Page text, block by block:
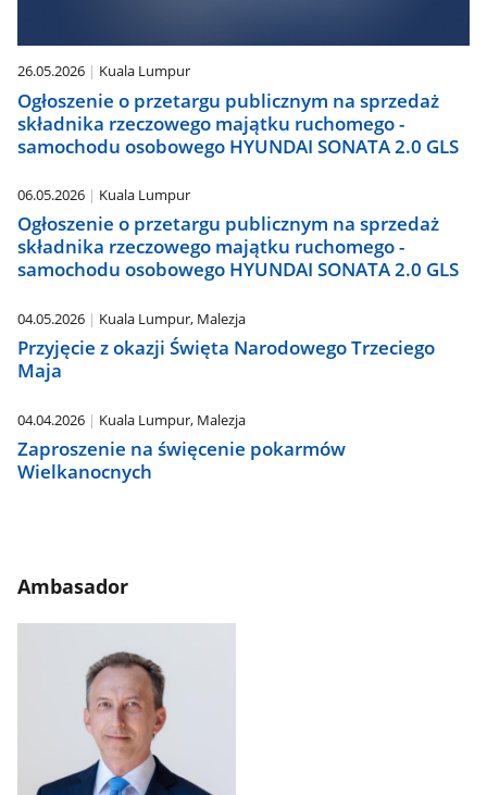
26.05.2026 Kuala Lumpur
Ogłoszenie o przetargu publicznym na sprzedaż
składnika rzeczowego majątku ruchomego -
samochodu osobowego HYUNDAI SONATA 2.0 GLS
06.05.2026 Kuala Lumpur
Ogłoszenie o przetargu publicznym na sprzedaż
składnika rzeczowego majątku ruchomego -
samochodu osobowego HYUNDAI SONATA 2.0 GLS
04.05.2026 Kuala Lumpur, Malezja
Przyjęcie z okazji Święta Narodowego Trzeciego
Maja
04.04.2026 Kuala Lumpur, Malezja
Zaproszenie na święcenie pokarmów
Wielkanocnych
Ambasador